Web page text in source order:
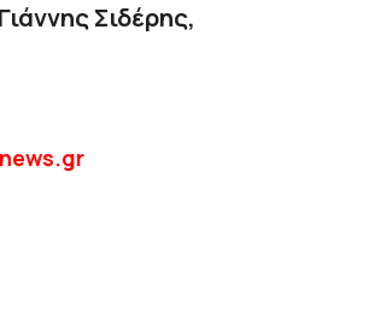
Σιδέρης,